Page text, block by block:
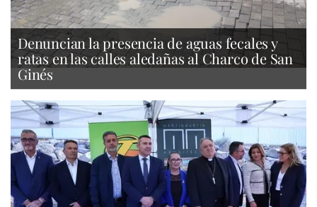
Denuncian la presencia de aguas fecales y
ratas en las calles aledañas al Charco de San
Ginés